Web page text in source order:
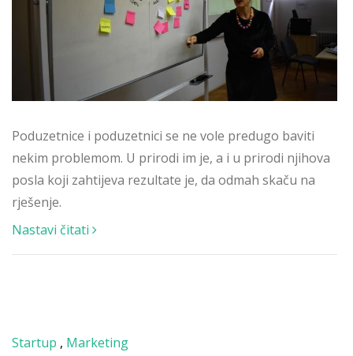
Poduzetnice i poduzetnici se ne vole predugo baviti
nekim problemom. U prirodi im je, a i u prirodi njihova
posla koji zahtijeva rezultate je, da odmah skaču na
rješenje.
Nastavi čitati
Startup , Marketing